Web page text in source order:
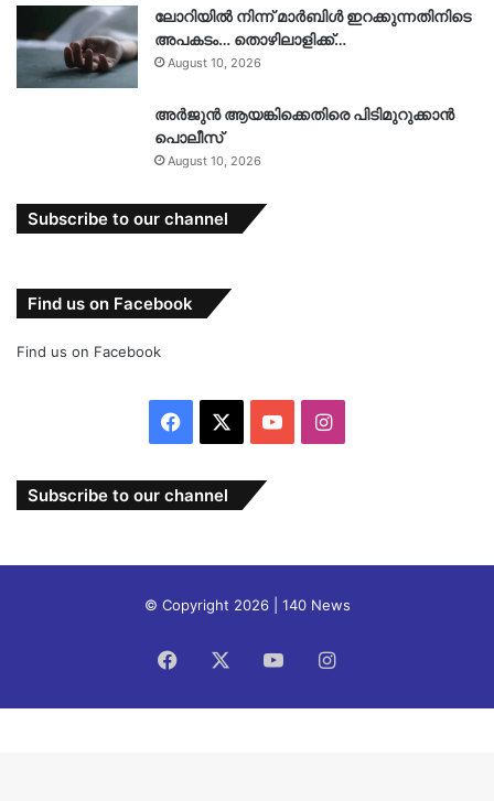
ലോറിയിൽ നിന്ന് മാർബിൾ ഇറക്കുന്നതിനിടെ
അപകടം… തൊഴിലാളിക്ക്…
August 10, 2026
അർജുൻ ആയങ്കിക്കെതിരെ പിടിമുറുക്കാൻ
പൊലീസ്
August 10, 2026
Subscribe to our channel
Find us on Facebook
Find us on Facebook
Facebook YouTubeInstagram
Subscribe to our channel
© Copyright 2026 | 140 News
Facebook YouTubeInstagram